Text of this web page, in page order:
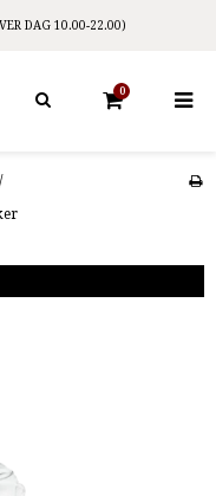
DAG 10.00-22.00)
0
/